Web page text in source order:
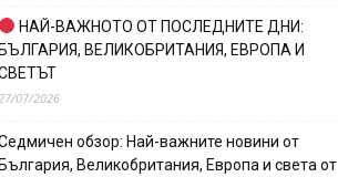
НАЙ-ВАЖНОТО ОТ ПОСЛЕДНИТЕ ДНИ:
ВЕЛИКОБРИТАНИЯ, ЕВРОПА И
07/2026
обзор: Най-важните новини от
Великобритания, Европа и света от